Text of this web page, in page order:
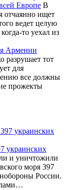
Европе В
отчаянно ищет
ведет целую
то уехал из
Армении
разрушает тот
для
все должны
прожекты
украинских
и уничтожили
моря 397
России.